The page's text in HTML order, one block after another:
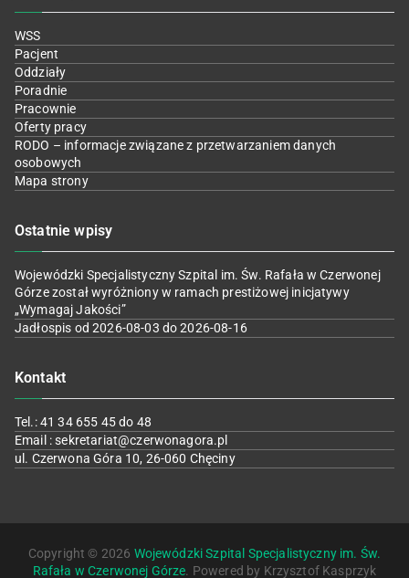
WSS
Pacjent
Oddziały
Poradnie
Pracownie
Oferty pracy
RODO – informacje związane z przetwarzaniem danych
osobowych
Mapa strony
Ostatnie wpisy
Wojewódzki Specjalistyczny Szpital im. Św. Rafała w Czerwonej
Górze został wyróżniony w ramach prestiżowej inicjatywy
„Wymagaj Jakości”
Jadłospis od 2026-08-03 do 2026-08-16
Kontakt
Tel.: 41 34 655 45 do 48
Email : sekretariat@czerwonagora.pl
ul. Czerwona Góra 10, 26-060 Chęciny
Copyright © 2026 Wojewódzki Szpital Specjalistyczny im. Św.
Rafała w Czerwonej Górze. Powered by Krzysztof Kasprzyk